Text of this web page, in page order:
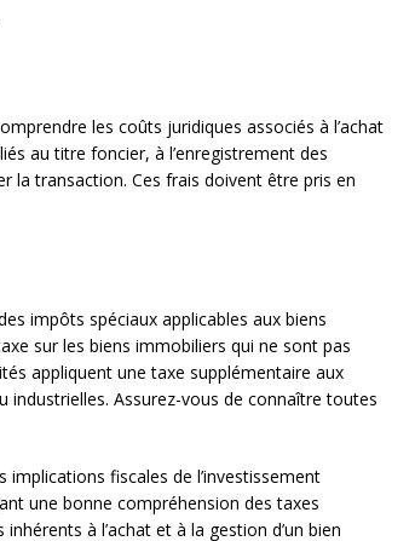
les coûts juridiques associés à l’achat
au titre foncier, à l’enregistrement des
la transaction. Ces frais doivent être pris en
impôts spéciaux applicables aux biens
sur les biens immobiliers qui ne sont pas
appliquent une taxe supplémentaire aux
Assurez-vous de connaître toutes
fiscales de l’investissement
une bonne compréhension des taxes
à l’achat et à la gestion d’un bien